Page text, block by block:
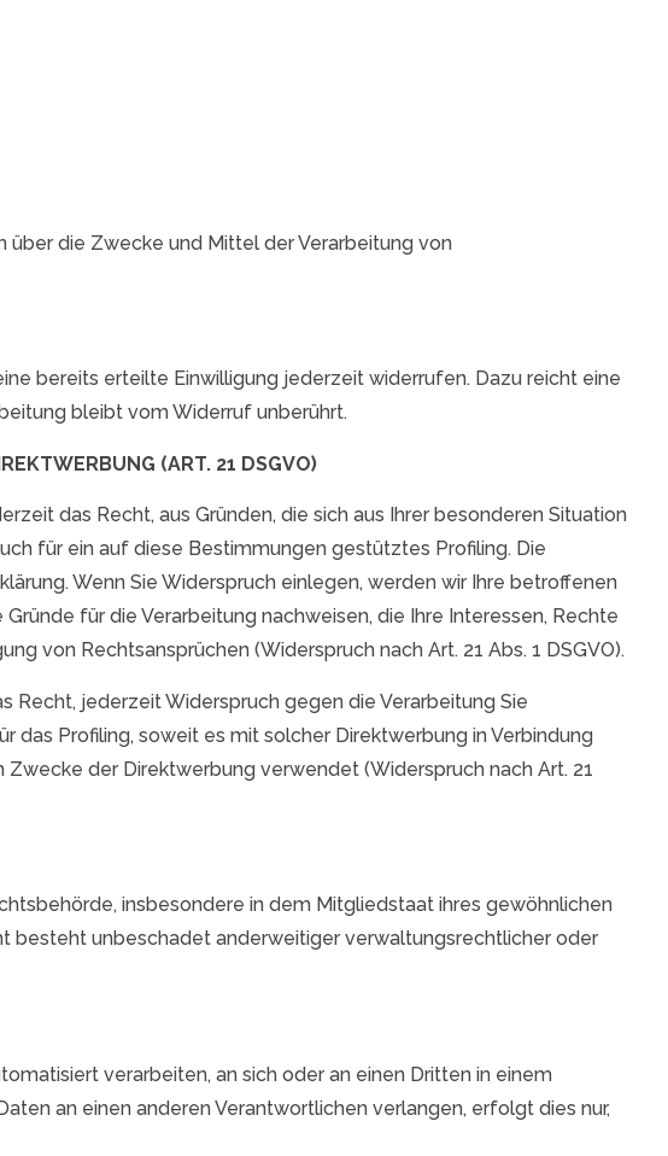
die Zwecke und Mittel der Verarbeitung von
bereits erteilte Einwilligung jederzeit widerrufen. Dazu reicht eine
bleibt vom Widerruf unberührt.
(ART. 21 DSGVO)
das Recht, aus Gründen, die sich aus Ihrer besonderen Situation
für ein auf diese Bestimmungen gestütztes Profiling. Die
Wenn Sie Widerspruch einlegen, werden wir Ihre betroffenen
für die Verarbeitung nachweisen, die Ihre Interessen, Rechte
von Rechtsansprüchen (Widerspruch nach Art. 21 Abs. 1 DSGVO).
jederzeit Widerspruch gegen die Verarbeitung Sie
Profiling, soweit es mit solcher Direktwerbung in Verbindung
der Direktwerbung verwendet (Widerspruch nach Art. 21
insbesondere in dem Mitgliedstaat ihres gewöhnlichen
besteht unbeschadet anderweitiger verwaltungsrechtlicher oder
verarbeiten, an sich oder an einen Dritten in einem
an einen anderen Verantwortlichen verlangen, erfolgt dies nur,